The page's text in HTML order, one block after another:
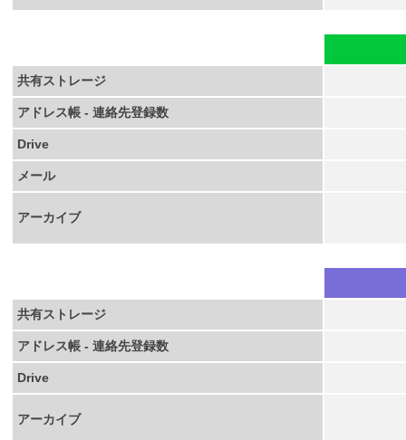
共有ストレージ
アドレス帳 - 連絡先登録数
Drive
メール
アーカイブ
共有ストレージ
アドレス帳 - 連絡先登録数
Drive
アーカイブ